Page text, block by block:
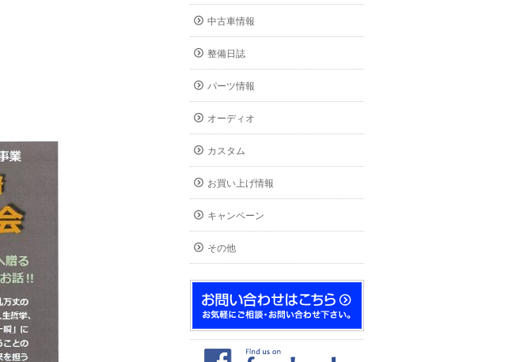
中古車情報
整備日誌
パーツ情報
オーディオ
カスタム
お買い上げ情報
キャンペーン
その他